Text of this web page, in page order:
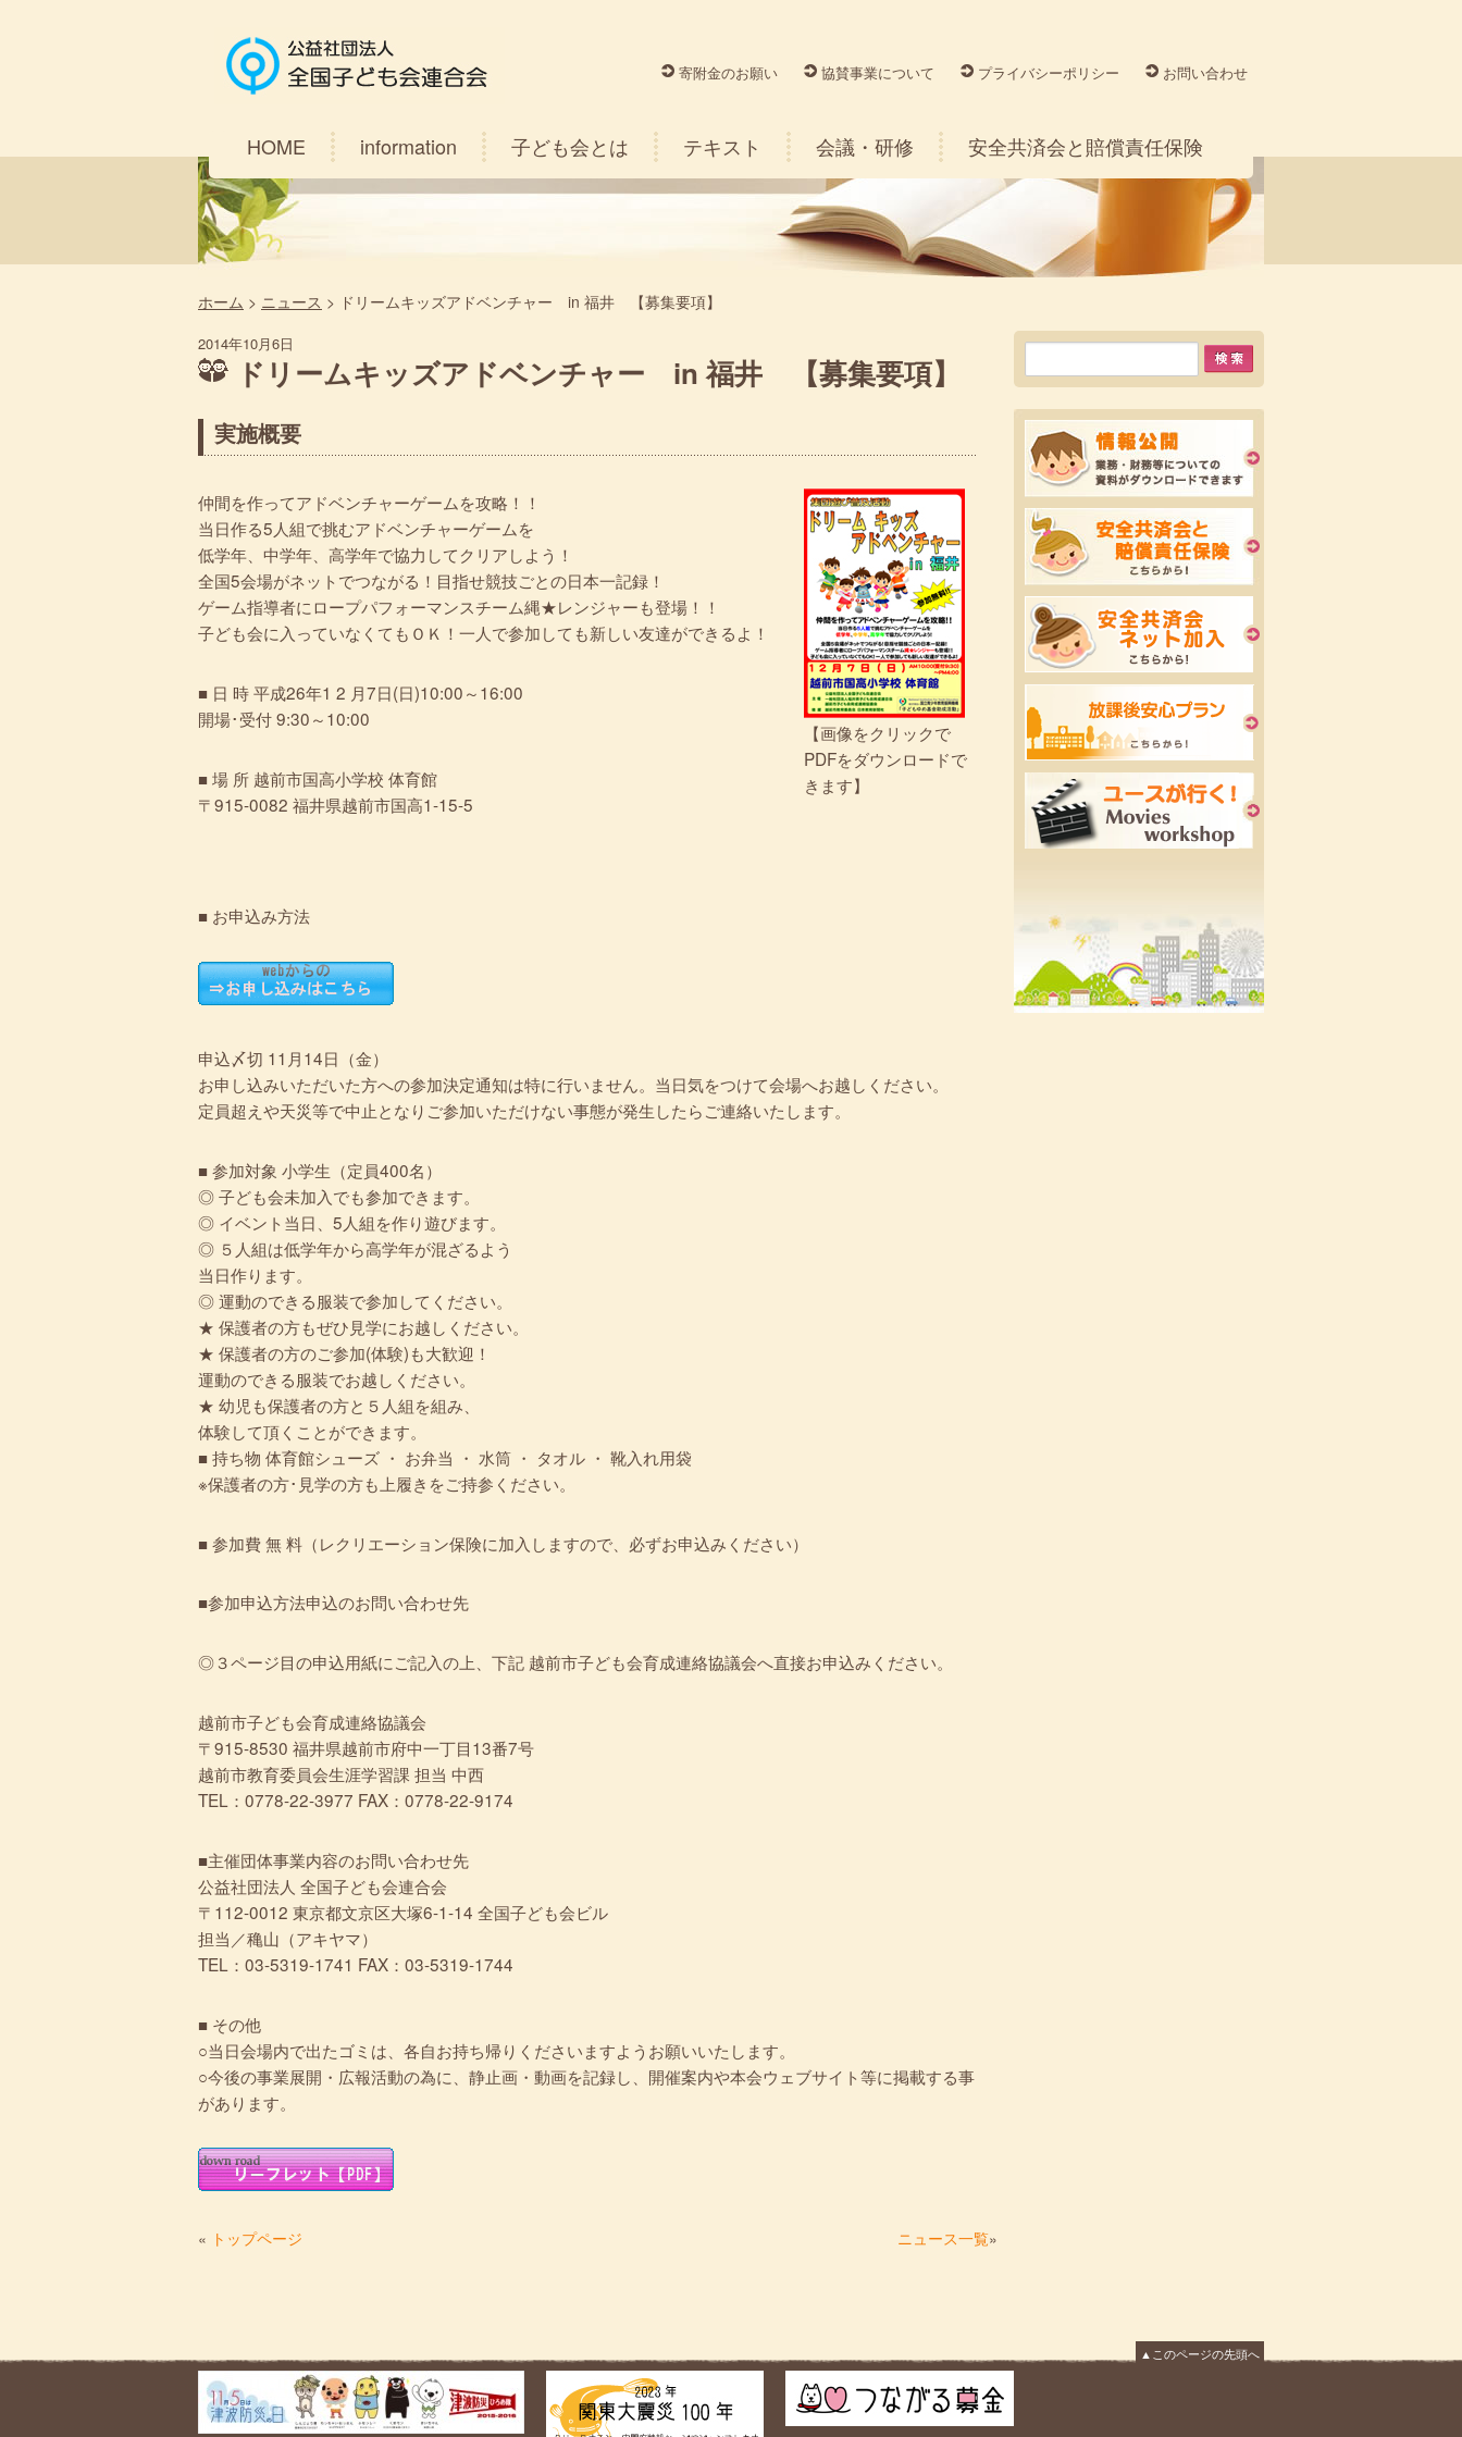
寄附金のお願い 協賛事業について プライバシーポリシー お問い合わせ
HOME information 子ども会とは テキスト 会議・研修 安全共済会と賠償責任保険
ホーム > ニュース > ドリームキッズアドベンチャー in 福井 【募集要項】
2014年10月6日
ドリームキッズアドベンチャー in 福井 【募集要項】
実施概要
【画像をクリックで
PDFをダウンロードで
きます】
仲間を作ってアドベンチャーゲームを攻略！！
当日作る5人組で挑むアドベンチャーゲームを
低学年、中学年、高学年で協力してクリアしよう！
全国5会場がネットでつながる！目指せ競技ごとの日本一記録！
ゲーム指導者にロープパフォーマンスチーム縄★レンジャーも登場！！
子ども会に入っていなくてもＯＫ！一人で参加しても新しい友達ができるよ！
■ 日 時 平成26年1 2 月7日(日)10:00～16:00
開場･受付 9:30～10:00
■ 場 所 越前市国高小学校 体育館
〒915-0082 福井県越前市国高1-15-5
■ お申込み方法
申込〆切 11月14日（金）
お申し込みいただいた方への参加決定通知は特に行いません。当日気をつけて会場へお越しください。
定員超えや天災等で中止となりご参加いただけない事態が発生したらご連絡いたします。
■ 参加対象 小学生（定員400名）
◎ 子ども会未加入でも参加できます。
◎ イベント当日、5人組を作り遊びます。
◎ ５人組は低学年から高学年が混ざるよう
当日作ります。
◎ 運動のできる服装で参加してください。
★ 保護者の方もぜひ見学にお越しください。
★ 保護者の方のご参加(体験)も大歓迎！
運動のできる服装でお越しください。
★ 幼児も保護者の方と５人組を組み、
体験して頂くことができます。
■ 持ち物 体育館シューズ ・ お弁当 ・ 水筒 ・ タオル ・ 靴入れ用袋
※保護者の方･見学の方も上履きをご持参ください。
■ 参加費 無 料（レクリエーション保険に加入しますので、必ずお申込みください）
■参加申込方法申込のお問い合わせ先
◎３ページ目の申込用紙にご記入の上、下記 越前市子ども会育成連絡協議会へ直接お申込みください。
越前市子ども会育成連絡協議会
〒915-8530 福井県越前市府中一丁目13番7号
越前市教育委員会生涯学習課 担当 中西
TEL：0778-22-3977 FAX：0778-22-9174
■主催団体事業内容のお問い合わせ先
公益社団法人 全国子ども会連合会
〒112-0012 東京都文京区大塚6-1-14 全国子ども会ビル
担当／穐山（アキヤマ）
TEL：03-5319-1741 FAX：03-5319-1744
■ その他
○当日会場内で出たゴミは、各自お持ち帰りくださいますようお願いいたします。
○今後の事業展開・広報活動の為に、静止画・動画を記録し、開催案内や本会ウェブサイト等に掲載する事
があります。
« トップページ ニュース一覧»
▲このページの先頭へ